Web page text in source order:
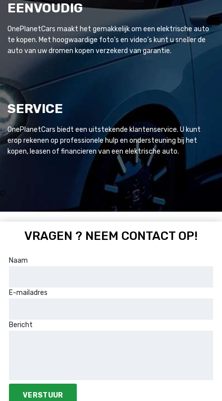
EENVOUDIG
OnePlanetCars maakt het gemakkelijk om een elektrische auto
te kopen. Met hoogwaardige foto’s en video’s kunt u sneller de
auto van uw dromen kopen verzekerd van garantie.
SERVICE
OnePlanetCars biedt een uitstekende klantenservice. U kunt
erop rekenen op professionele hulp en ondersteuning bij het
kopen, leasen of financieren van een elektrische auto.
VRAGEN ? NEEM CONTACT OP!
Naam
E-mailadres
Bericht